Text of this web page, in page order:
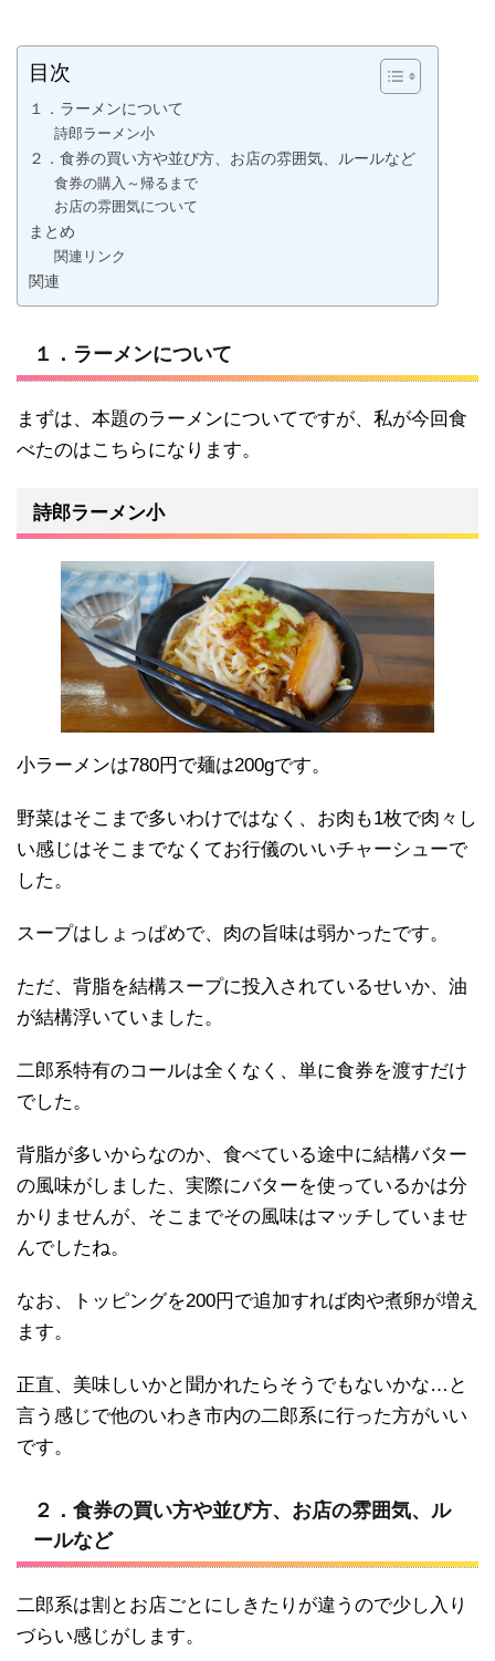
目次
１．ラーメンについて
詩郎ラーメン小
２．食券の買い方や並び方、お店の雰囲気、ルールなど
食券の購入～帰るまで
お店の雰囲気について
まとめ
関連リンク
関連
１．ラーメンについて
まずは、本題のラーメンについてですが、私が今回食
べたのはこちらになります。
詩郎ラーメン小
小ラーメンは780円で麺は200gです。
野菜はそこまで多いわけではなく、お肉も1枚で肉々し
い感じはそこまでなくてお行儀のいいチャーシューで
した。
スープはしょっぱめで、肉の旨味は弱かったです。
ただ、背脂を結構スープに投入されているせいか、油
が結構浮いていました。
二郎系特有のコールは全くなく、単に食券を渡すだけ
でした。
背脂が多いからなのか、食べている途中に結構バター
の風味がしました、実際にバターを使っているかは分
かりませんが、そこまでその風味はマッチしていませ
んでしたね。
なお、トッピングを200円で追加すれば肉や煮卵が増え
ます。
正直、美味しいかと聞かれたらそうでもないかな…と
言う感じで他のいわき市内の二郎系に行った方がいい
です。
２．食券の買い方や並び方、お店の雰囲気、ル
ールなど
二郎系は割とお店ごとにしきたりが違うので少し入り
づらい感じがします。